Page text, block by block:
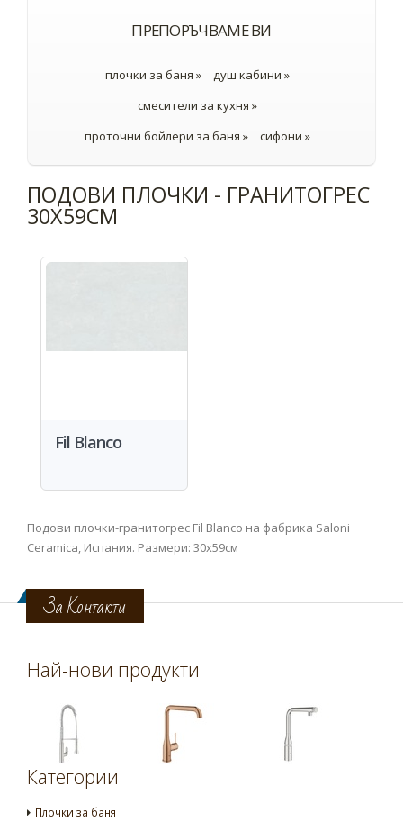
ПРЕПОРЪЧВАМЕ ВИ
плочки за баня »
душ кабини »
смесители за кухня »
проточни бойлери за баня »
сифони »
ПОДОВИ ПЛОЧКИ - ГРАНИТОГРЕС
30X59СМ
Fil Blanco
Подови плочки-гранитогрес Fil Blanco на фабрика Saloni
Ceramica, Испания. Размери: 30x59см
За Контакти
Най-нови продукти
Категории
Плочки за баня